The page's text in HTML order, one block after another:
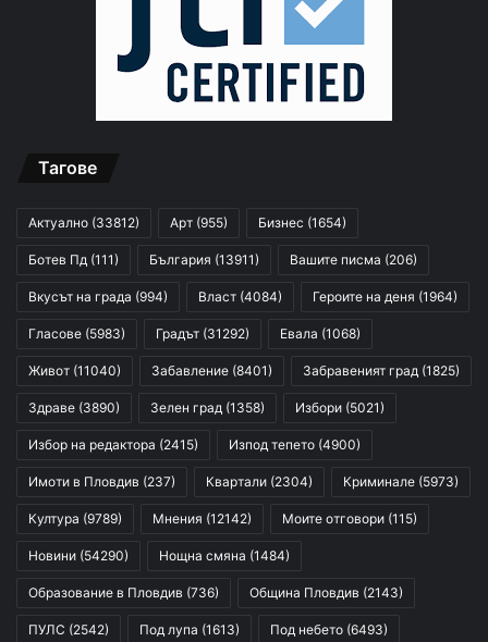
Тагове
Актуално (33812) Арт (955) Бизнес (1654)
Ботев Пд (111) България (13911) Вашите писма (206)
Вкусът на града (994) Власт (4084) Героите на деня (1964)
Гласове (5983) Градът (31292) Евала (1068)
Живот (11040) Забавление (8401) Забравеният град (1825)
Здраве (3890) Зелен град (1358) Избори (5021)
Избор на редактора (2415) Изпод тепето (4900)
Имоти в Пловдив (237) Квартали (2304) Криминале (5973)
Култура (9789) Мнения (12142) Моите отговори (115)
Новини (54290) Нощна смяна (1484)
Образование в Пловдив (736) Община Пловдив (2143)
ПУЛС (2542) Под лупа (1613) Под небето (6493)